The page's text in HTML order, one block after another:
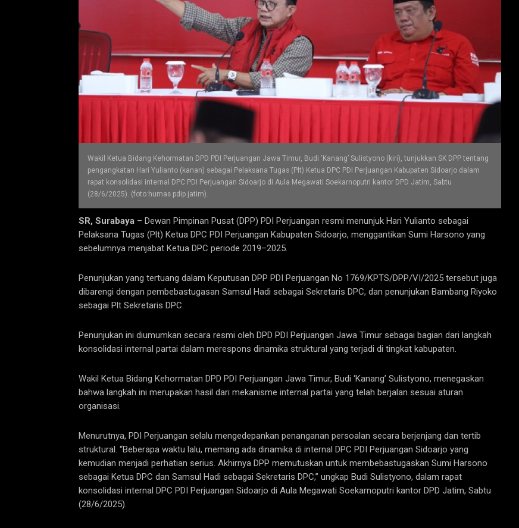
Wakil Ketua Bidang Kehormatan DPD PDI Perjuangan Jawa Timur, Budi ‘Kanang’ Sulistyono (kiri), tunjukkan SK DPP tentang
pengangkatan Hari Yulianto (kanan) sebagai Pelaksana Tugas (Plt) Ketua DPC PDI Perjuangan Kabupaten Sidoarjo dalam
rapat konsolidasi internal DPC PDI Perjuangan Sidoarjo di Aula Megawati Soekarnoputri kantor DPD Jatim, Sabtu
(28/6/2025). (foto:humas pdip jatim).
SR, Surabaya – Dewan Pimpinan Pusat (DPP) PDI Perjuangan resmi menunjuk Hari Yulianto sebagai
Pelaksana Tugas (Plt) Ketua DPC PDI Perjuangan Kabupaten Sidoarjo, menggantikan Sumi Harsono yang
sebelumnya menjabat Ketua DPC periode 2019–2025.
Penunjukan yang tertuang dalam Keputusan DPP PDI Perjuangan No 1769/KPTS/DPP/VI/2025 tersebut juga
dibarengi dengan pembebastugasan Samsul Hadi sebagai Sekretaris DPC, dan penunjukan Bambang Riyoko
sebagai Plt Sekretaris DPC.
Penunjukan ini diumumkan secara resmi oleh DPD PDI Perjuangan Jawa Timur sebagai bagian dari langkah
konsolidasi internal partai dalam merespons dinamika struktural yang terjadi di tingkat kabupaten.
Wakil Ketua Bidang Kehormatan DPD PDI Perjuangan Jawa Timur, Budi ‘Kanang’ Sulistyono, menegaskan
bahwa langkah ini merupakan hasil dari mekanisme internal partai yang telah berjalan sesuai aturan
organisasi.
Menurutnya, PDI Perjuangan selalu mengedepankan penanganan persoalan secara berjenjang dan tertib
struktural. “Beberapa waktu lalu, memang ada dinamika di internal DPC PDI Perjuangan Sidoarjo yang
kemudian menjadi perhatian serius. Akhirnya DPP memutuskan untuk membebastugaskan Sumi Harsono
sebagai Ketua DPC dan Samsul Hadi sebagai Sekretaris DPC,” ungkap Budi Sulistyono, dalam rapat
konsolidasi internal DPC PDI Perjuangan Sidoarjo di Aula Megawati Soekarnoputri kantor DPD Jatim, Sabtu
(28/6/2025).